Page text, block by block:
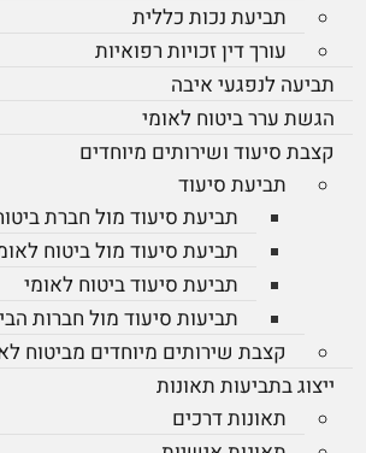
תביעת נכות כללית
עורך דין זכויות רפואיות
תביעה לנפגעי איבה
הגשת ערר ביטוח לאומי
קצבת סיעוד ושירותים מיוחדים
תביעת סיעוד
תביעת סיעוד מול חברת
תביעת סיעוד מול ביטוח
תביעת סיעוד ביטוח לאומי
תביעות סיעוד מול חברות
קצבת שירותים מיוחדים מביטוח
ייצוג בתביעות תאונות
תאונות דרכים